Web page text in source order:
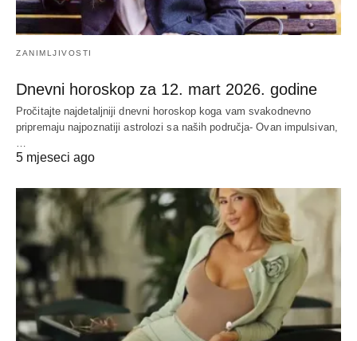
ZANIMLJIVOSTI
Dnevni horoskop za 12. mart 2026. godine
Pročitajte najdetaljniji dnevni horoskop koga vam svakodnevno
pripremaju najpoznatiji astrolozi sa naših područja- Ovan impulsivan,
…
5 mjeseci ago